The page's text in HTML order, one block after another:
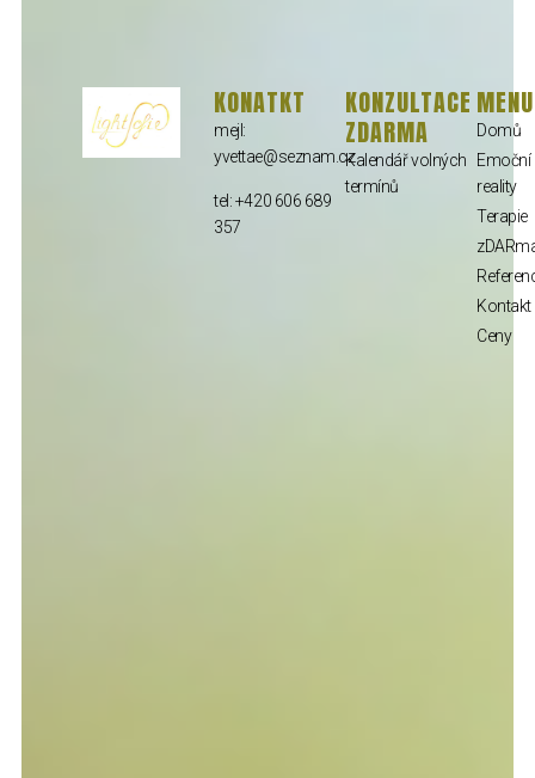
KONATKT
mejl:
yvettae@seznam.cz
tel: +420 606 689
357
KONZULTACE
ZDARMA
Kalendář volných
termínů
MENU
Domů
Emoční
reality
Terapie
Kontakt
Ceny